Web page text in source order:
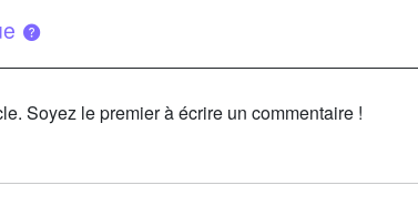
Soyez le premier à écrire un commentaire !